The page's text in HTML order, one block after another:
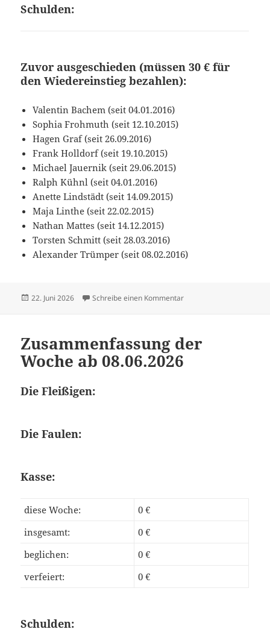
Schulden:
Zuvor ausgeschieden (müssen 30 € für
den Wiedereinstieg bezahlen):
Valentin Bachem (seit 04.01.2016)
Sophia Frohmuth (seit 12.10.2015)
Hagen Graf (seit 26.09.2016)
Frank Holldorf (seit 19.10.2015)
Michael Jauernik (seit 29.06.2015)
Ralph Kühnl (seit 04.01.2016)
Anette Lindstädt (seit 14.09.2015)
Maja Linthe (seit 22.02.2015)
Nathan Mattes (seit 14.12.2015)
Torsten Schmitt (seit 28.03.2016)
Alexander Trümper (seit 08.02.2016)
Veröffentlicht
22. Juni 2026 Schreibe einen Kommentarzu Zusammenfassung
Zusammenfassung der
Woche ab 08.06.2026
Die Fleißigen:
Die Faulen:
Kasse:
diese Woche:
0 €
insgesamt:
0 €
beglichen:
0 €
verfeiert:
0 €
Schulden: